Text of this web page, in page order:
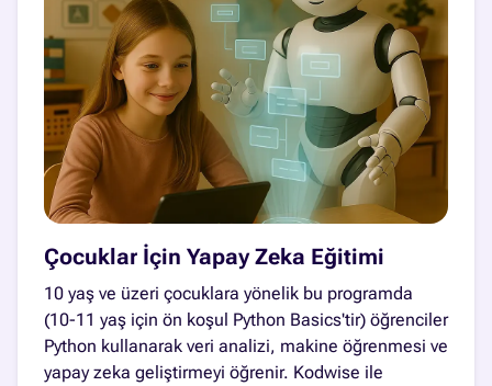
Çocuklar İçin Yapay Zeka Eğitimi
10 yaş ve üzeri çocuklara yönelik bu programda
(10-11 yaş için ön koşul Python Basics'tir) öğrenciler
Python kullanarak veri analizi, makine öğrenmesi ve
yapay zeka geliştirmeyi öğrenir. Kodwise ile